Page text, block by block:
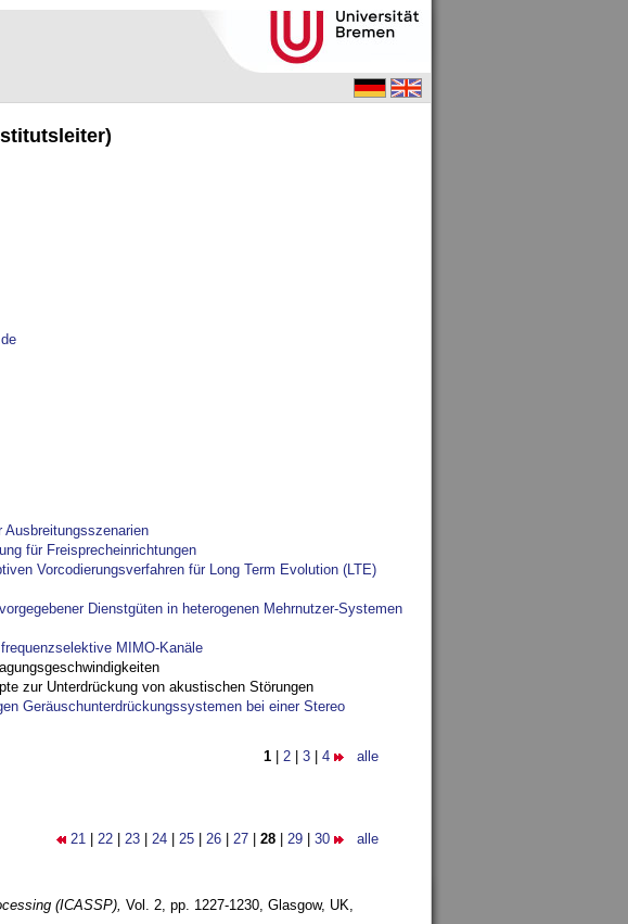
Ausbreitungsszenarien
für Freisprecheinrichtungen
Vorcodierungsverfahren für Long Term Evolution (LTE)
Dienstgüten in heterogenen Mehrnutzer-Systemen
MIMO-Kanäle
zur Unterdrückung von akustischen Störungen
Geräuschunterdrückungssystemen bei einer Stereo
1 2 3 4 alle
21 22 23 24 25 26 27 28 29 30 alle
(ICASSP), Vol. 2, pp. 1227-1230, Glasgow, UK,